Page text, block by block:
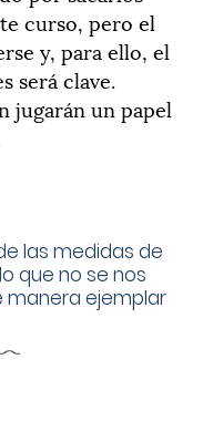
curso, pero el
y, para ello, el
será clave.
jugarán un papel
las medidas de
que no se nos
manera ejemplar